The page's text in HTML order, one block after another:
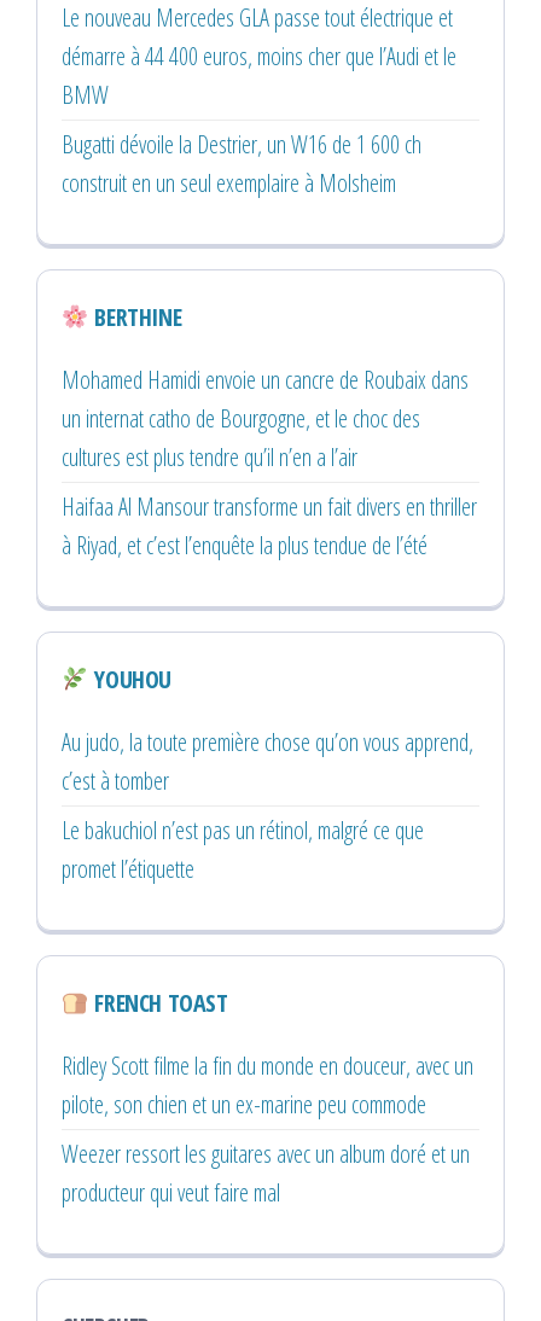
Le nouveau Mercedes GLA passe tout électrique et
démarre à 44 400 euros, moins cher que l’Audi et le
BMW
Bugatti dévoile la Destrier, un W16 de 1 600 ch
construit en un seul exemplaire à Molsheim
BERTHINE
Mohamed Hamidi envoie un cancre de Roubaix dans
un internat catho de Bourgogne, et le choc des
cultures est plus tendre qu’il n’en a l’air
Haifaa Al Mansour transforme un fait divers en thriller
à Riyad, et c’est l’enquête la plus tendue de l’été
YOUHOU
Au judo, la toute première chose qu’on vous apprend,
c’est à tomber
Le bakuchiol n’est pas un rétinol, malgré ce que
promet l’étiquette
FRENCH TOAST
Ridley Scott filme la fin du monde en douceur, avec un
pilote, son chien et un ex-marine peu commode
Weezer ressort les guitares avec un album doré et un
producteur qui veut faire mal